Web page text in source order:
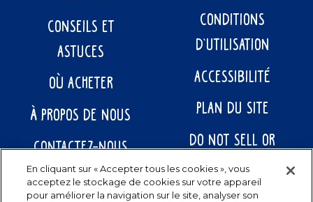
CONSEILS ET
ASTUCES
OÙ ACHETER
À PROPOS DE NOUS
CONTACTEZ-NOUS
CONDITIONS
D’UTILISATION
ACCESSIBILITÉ
PLAN DU SITE
DO NOT SELL OR
SHARE MY PERSONAL
INFORMATION
En cliquant sur « Accepter tous les cookies », vous
acceptez le stockage de cookies sur votre appareil
pour améliorer la navigation sur le site, analyser son